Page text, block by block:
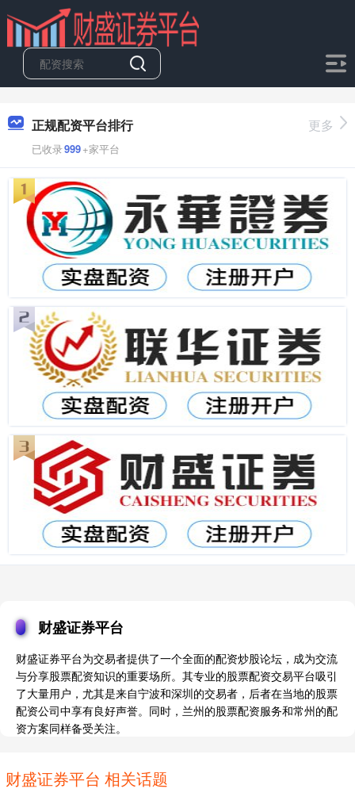
正规配资平台排行
已收录999+家平台
更多
财盛证券平台
财盛证券平台为交易者提供了一个全面的配资炒股论坛，成为交流
与分享股票配资知识的重要场所。其专业的股票配资交易平台吸引
了大量用户，尤其是来自宁波和深圳的交易者，后者在当地的股票
配资公司中享有良好声誉。同时，兰州的股票配资服务和常州的配
资方案同样备受关注。
财盛证券平台 相关话题